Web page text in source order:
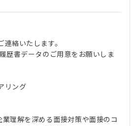
連絡いたします。
歴書データのご用意をお願いしま
リング
理解を深める面接対策や面接のコ